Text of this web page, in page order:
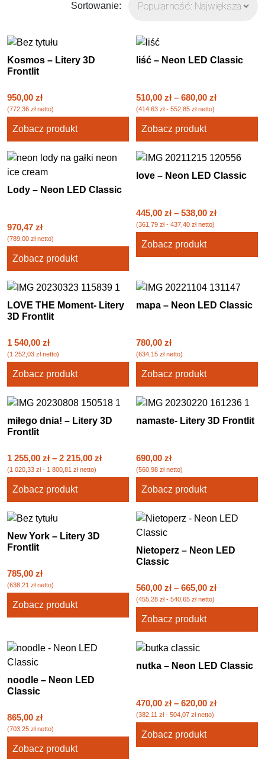
Sortowanie:
Kosmos – Litery 3D
Frontlit
950,00 zł
(772,36 złnetto)
Zobacz produkt
liść – Neon LED Classic
510,00 zł – 680,00 zł
(414,63 zł- 552,85 złnetto)
Zobacz produkt
Lody – Neon LED Classic
970,47 zł
(789,00 złnetto)
Zobacz produkt
love – Neon LED Classic
445,00 zł – 538,00 zł
(361,79 zł- 437,40 złnetto)
Zobacz produkt
LOVE THE Moment- Litery
3D Frontlit
1 540,00 zł
(1 252,03 złnetto)
Zobacz produkt
mapa – Neon LED Classic
780,00 zł
(634,15 złnetto)
Zobacz produkt
miłego dnia! – Litery 3D
Frontlit
1 255,00 zł – 2 215,00 zł
(1 020,33 zł- 1 800,81 złnetto)
Zobacz produkt
namaste- Litery 3D Frontlit
690,00 zł
(560,98 złnetto)
Zobacz produkt
New York – Litery 3D
Frontlit
785,00 zł
(638,21 złnetto)
Zobacz produkt
Nietoperz – Neon LED
Classic
560,00 zł – 665,00 zł
(455,28 zł- 540,65 złnetto)
Zobacz produkt
noodle – Neon LED
Classic
865,00 zł
(703,25 złnetto)
Zobacz produkt
nutka – Neon LED Classic
470,00 zł – 620,00 zł
(382,11 zł- 504,07 złnetto)
Zobacz produkt